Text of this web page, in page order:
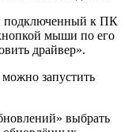
подключенный к ПК
мыши по его
драйвер».
запустить
выбрать